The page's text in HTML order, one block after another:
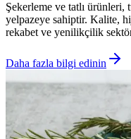
Şekerleme ve tatlı
yelpazeye sahiptir. Kalite,
rekabet ve yenilikçilik
Daha fazla bilgi edinin